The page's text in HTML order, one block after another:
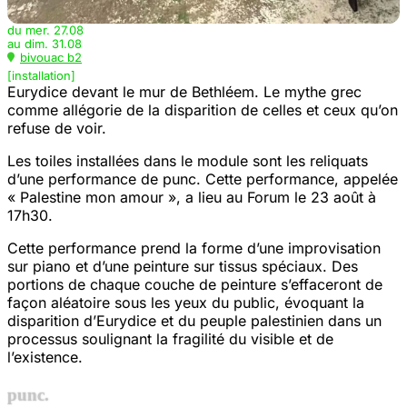
Atelier Boules à Facettes
▸14:00 - 18:00
bivouac b12
[activation d'une installation]
[atelier]
du mer. 27.08
au dim. 31.08
bivouac b2
[installation]
Eurydice devant le mur de Bethléem. Le mythe grec
comme allégorie de la disparition de celles et ceux qu’on
refuse de voir.
Les toiles installées dans le module sont les reliquats
d’une performance de punc. Cette performance, appelée
« Palestine mon amour », a lieu au Forum le 23 août à
17h30.
Cette performance prend la forme d’une improvisation
sur piano et d’une peinture sur tissus spéciaux. Des
portions de chaque couche de peinture s’effaceront de
façon aléatoire sous les yeux du public, évoquant la
disparition d’Eurydice et du peuple palestinien dans un
processus soulignant la fragilité du visible et de
l’existence.
punc.